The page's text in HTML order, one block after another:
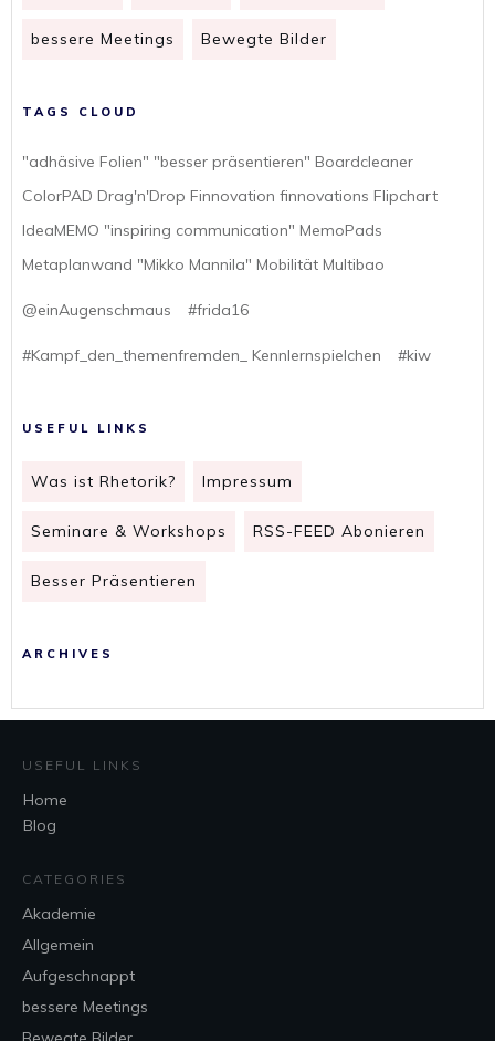
bessere Meetings Bewegte Bilder
TAGS CLOUD
"adhäsive Folien" "besser präsentieren" Boardcleaner
ColorPAD Drag'n'Drop Finnovation finnovations Flipchart
IdeaMEMO "inspiring communication" MemoPads
Metaplanwand "Mikko Mannila" Mobilität Multibao
@einAugenschmaus #frida16
#Kampf_den_themenfremden_ Kennlernspielchen #kiw
USEFUL LINKS
Was ist Rhetorik? Impressum
Seminare & Workshops RSS-FEED Abonieren
Besser Präsentieren
ARCHIVES
USEFUL LINKS
Home
Blog
CATEGORIES
Akademie
Allgemein
Aufgeschnappt
bessere Meetings